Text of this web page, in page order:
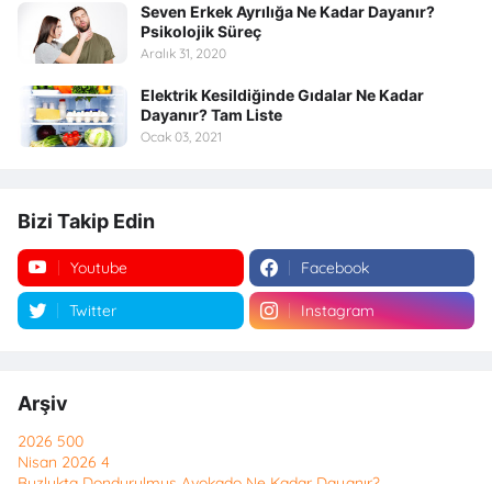
Seven Erkek Ayrılığa Ne Kadar Dayanır?
Psikolojik Süreç
Aralık 31, 2020
Elektrik Kesildiğinde Gıdalar Ne Kadar
Dayanır? Tam Liste
Ocak 03, 2021
Bizi Takip Edin
Youtube Facebook
Twitter Instagram
Arşiv
2026 500
Nisan 2026 4